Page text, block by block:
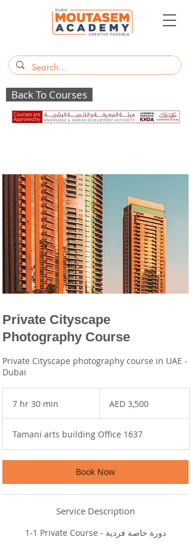
Back To Courses
Private Cityscape
Photography Course
Private Cityscape photography course in UAE -
Dubai
7 hr 30 min
3
0
m
n
dirhams
AED 3,500
Tamani arts building Office 1637
Book Now
Service Description
1-1 Private Course - دورة خاصة فردية